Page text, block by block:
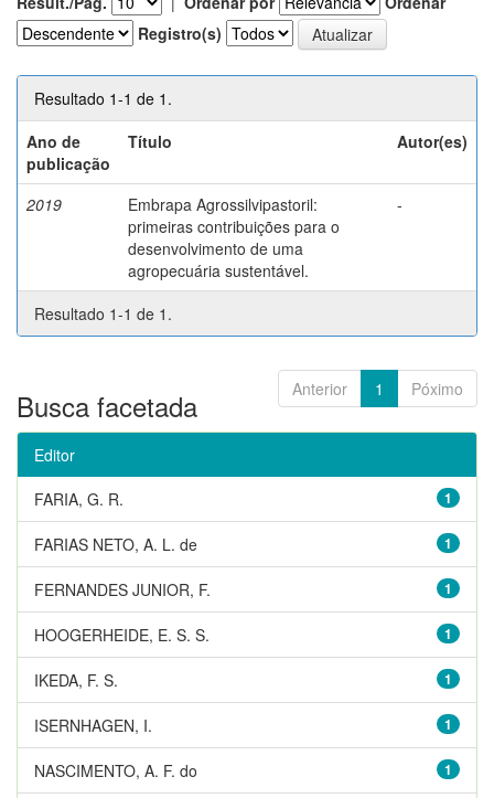
Registro(s)
Resultado 1-1 de 1.
Ano de
publicação
Título Autor(es)
2019
Embrapa Agrossilvipastoril:
primeiras contribuições para o
desenvolvimento de uma
agropecuária sustentável.
-
Resultado 1-1 de 1.
Anterior 1 Póximo
Busca facetada
Editor
1
FARIA, G. R.
1
FARIAS NETO, A. L. de
1
FERNANDES JUNIOR, F.
1
HOOGERHEIDE, E. S. S.
1
IKEDA, F. S.
1
ISERNHAGEN, I.
1
NASCIMENTO, A. F. do